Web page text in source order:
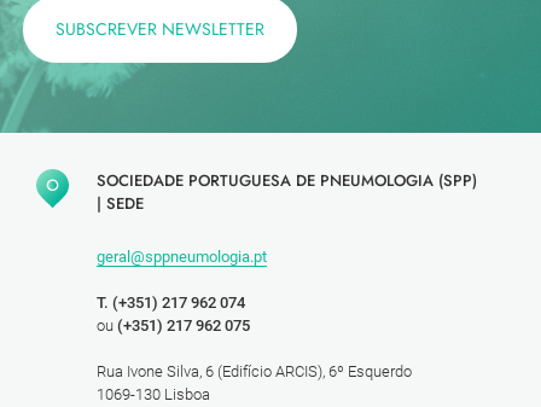
SUBSCREVER NEWSLETTER
SOCIEDADE PORTUGUESA DE PNEUMOLOGIA (SPP)
| SEDE
geral@sppneumologia.pt
T. (+351) 217 962 074
ou (+351) 217 962 075
Rua Ivone Silva, 6 (Edifício ARCIS), 6º Esquerdo
1069-130 Lisboa